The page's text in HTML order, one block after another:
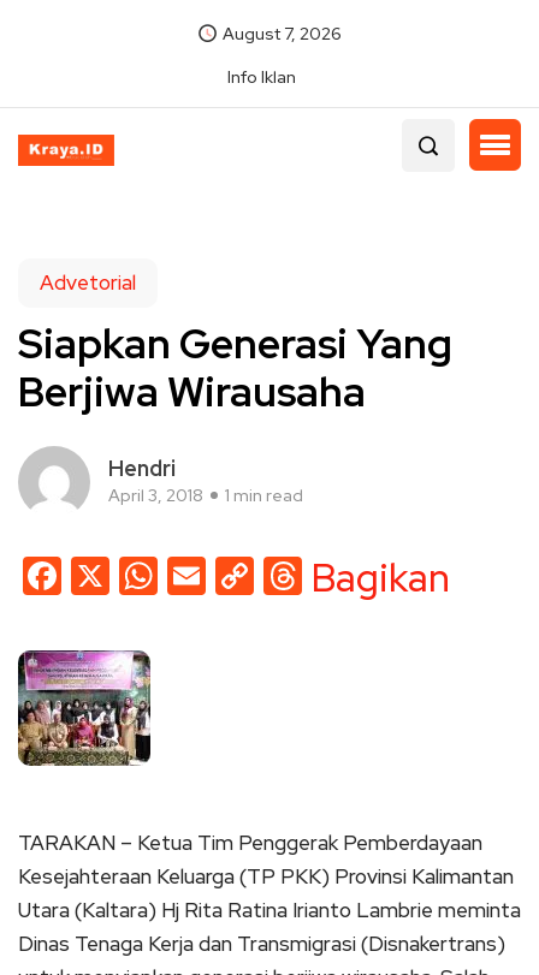
August 7, 2026
Info Iklan
Advetorial
Siapkan Generasi Yang
Berjiwa Wirausaha
Hendri
April 3, 2018 1 min read
Facebook
X WhatsApp
EmailCopyThreads
Bagikan
TARAKAN – Ketua Tim Penggerak Pemberdayaan
Kesejahteraan Keluarga (TP PKK) Provinsi Kalimantan
Utara (Kaltara) Hj Rita Ratina Irianto Lambrie meminta
Dinas Tenaga Kerja dan Transmigrasi (Disnakertrans)